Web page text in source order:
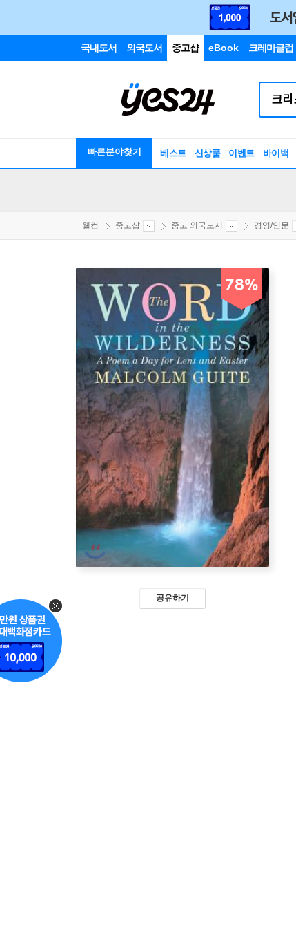
국내도서 외국도서 중고샵 eBook 크레마클럽
빠른분야찾기 베스트 신상품 이벤트 바이백
웰컴 중고샵 중고 외국도서 경영/인문
78%
공유하기